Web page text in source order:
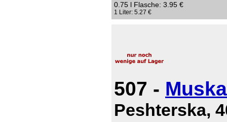
0.75 l Flasche: 3.95 €
1 Liter: 5.27 €
507 -
Peshterska,